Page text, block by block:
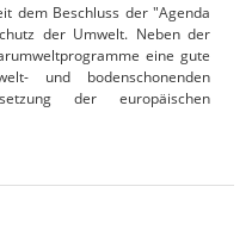
dem Beschluss der "Agenda
der Umwelt. Neben der
eine gute
und bodenschonenden
der europäischen